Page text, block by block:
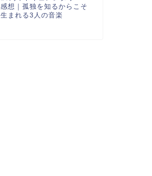
感想｜孤独を知るからこそ
生まれる3人の音楽